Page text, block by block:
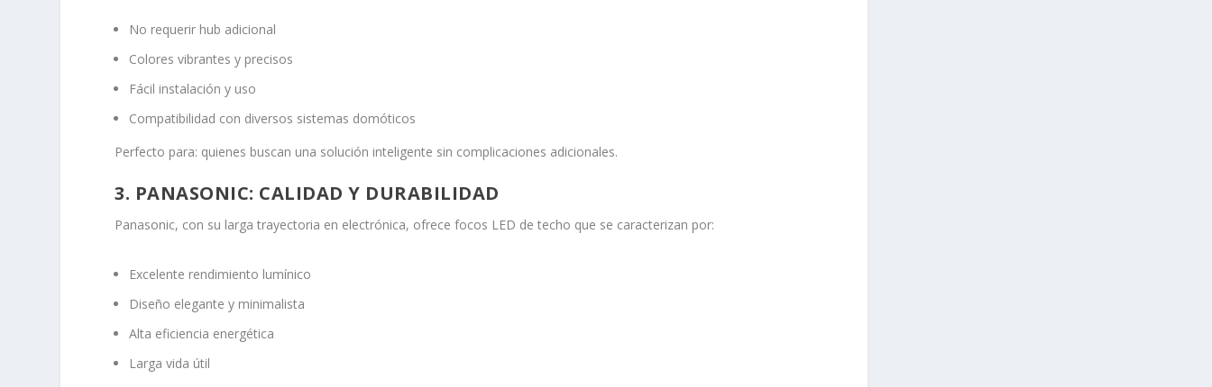
No requerir hub adicional
Colores vibrantes y precisos
Fácil instalación y uso
Compatibilidad con diversos sistemas domóticos
Perfecto para: quienes buscan una solución inteligente sin complicaciones adicionales.
3. PANASONIC: CALIDAD Y DURABILIDAD
Panasonic, con su larga trayectoria en electrónica, ofrece focos LED de techo que se caracterizan por:
Excelente rendimiento lumínico
Diseño elegante y minimalista
Alta eficiencia energética
Larga vida útil